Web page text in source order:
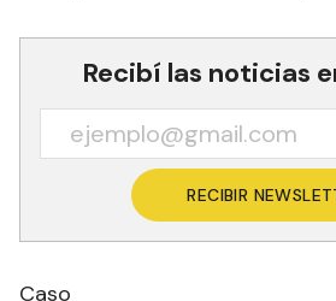
Recibí las noticias
RECIBIR
Caso